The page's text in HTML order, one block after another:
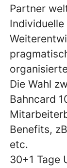
Partner
Individuelle
Die Wahl
Bahncard
Benefits,
etc.
30+1 Tage